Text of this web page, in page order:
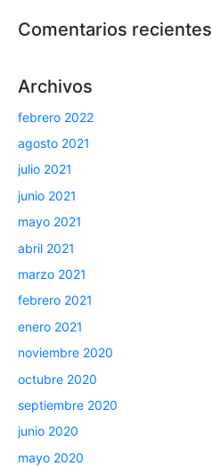
Comentarios recientes
Archivos
febrero 2022
agosto 2021
julio 2021
junio 2021
mayo 2021
abril 2021
marzo 2021
febrero 2021
enero 2021
noviembre 2020
octubre 2020
septiembre 2020
junio 2020
mayo 2020